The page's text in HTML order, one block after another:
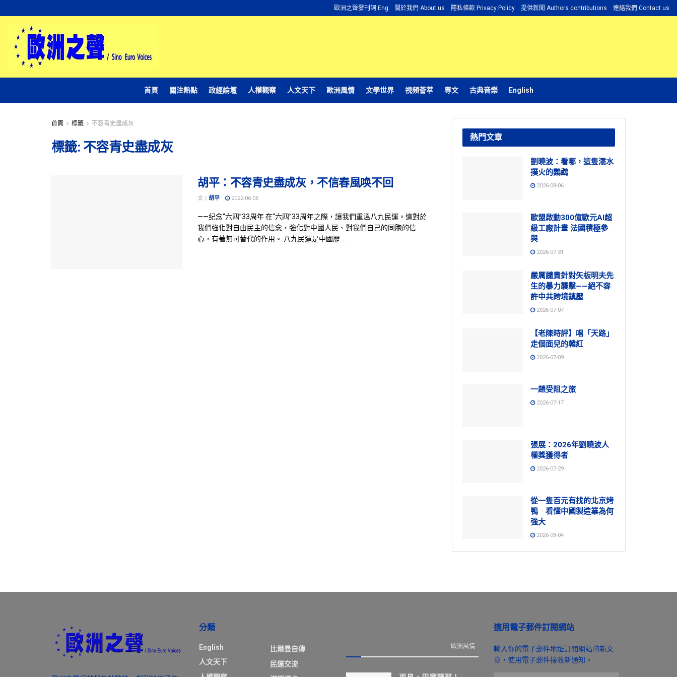
歐洲之聲發刊詞 Eng 關於我們 About us 隱私條款 Privacy Policy 提供新聞 Authors contributions 連絡我們 Contact us
首頁 關注熱點 政經論壇 人權觀察 人文天下 歐洲風情 文學世界 視頻薈萃 專文 古典音樂 English
首頁 標籤 不容青史盡成灰
標籤: 不容青史盡成灰
胡平：不容青史盡成灰，不信春風唤不回
文 / 胡平 2022-06-06
——纪念“六四”33周年 在“六四”33周年之際，讓我們重溫八九民運。這對於
我們強化對自由民主的信念，強化對中國人民、對我們自己的同胞的信
心，有著無可替代的作用。 八九民運是中國歷 ...
熱門文章
劉曉波：看哪，這隻濡水
撲火的鸚鵡
2026-08-06
歐盟啟動300億歐元AI超
級工廠計畫 法國積極參
與
2026-07-31
嚴厲譴責針對矢板明夫先
生的暴力襲擊——絕不容
許中共跨境鎮壓
2026-07-07
【老陳時評】唱「天路」
走個面兒的韓紅
2026-07-09
一趟受阻之旅
2026-07-17
張展：2026年劉曉波人
權獎獲得者
2026-07-29
從一隻百元有找的北京烤
鴨 看懂中國製造業為何
強大
2026-08-04
分類
English
人文天下
比爾曼自傳
民運交流
歐洲風情
適用電子郵件訂閱網站
輸入你的電子郵件地址訂閱網站的新文
章，使用電子郵件接收新通知。